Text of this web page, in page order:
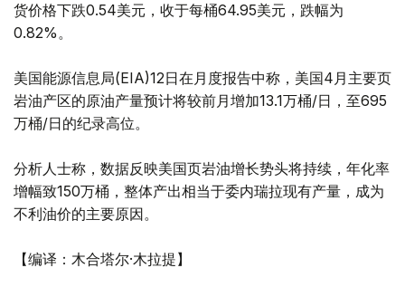
货价格下跌0.54美元，收于每桶64.95美元，跌幅为
0.82%。
美国能源信息局(EIA)12日在月度报告中称，美国4月主要页
岩油产区的原油产量预计将较前月增加13.1万桶/日，至695
万桶/日的纪录高位。
分析人士称，数据反映美国页岩油增长势头将持续，年化率
增幅致150万桶，整体产出相当于委内瑞拉现有产量，成为
不利油价的主要原因。
【编译：木合塔尔·木拉提】